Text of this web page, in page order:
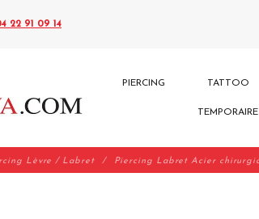
22 91 09 14
PIERCING TATTOO
TEMPORAIRE
Lèvre / Labret Piercing Labret Acier